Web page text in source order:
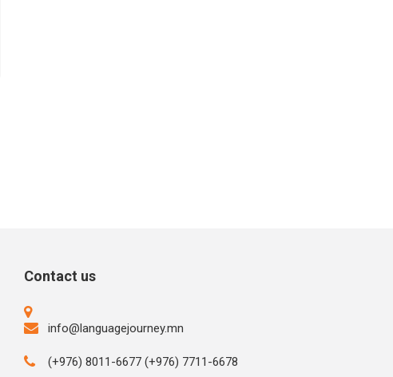
Contact us
info@languagejourney.mn
(+976) 8011-6677 (+976) 7711-6678